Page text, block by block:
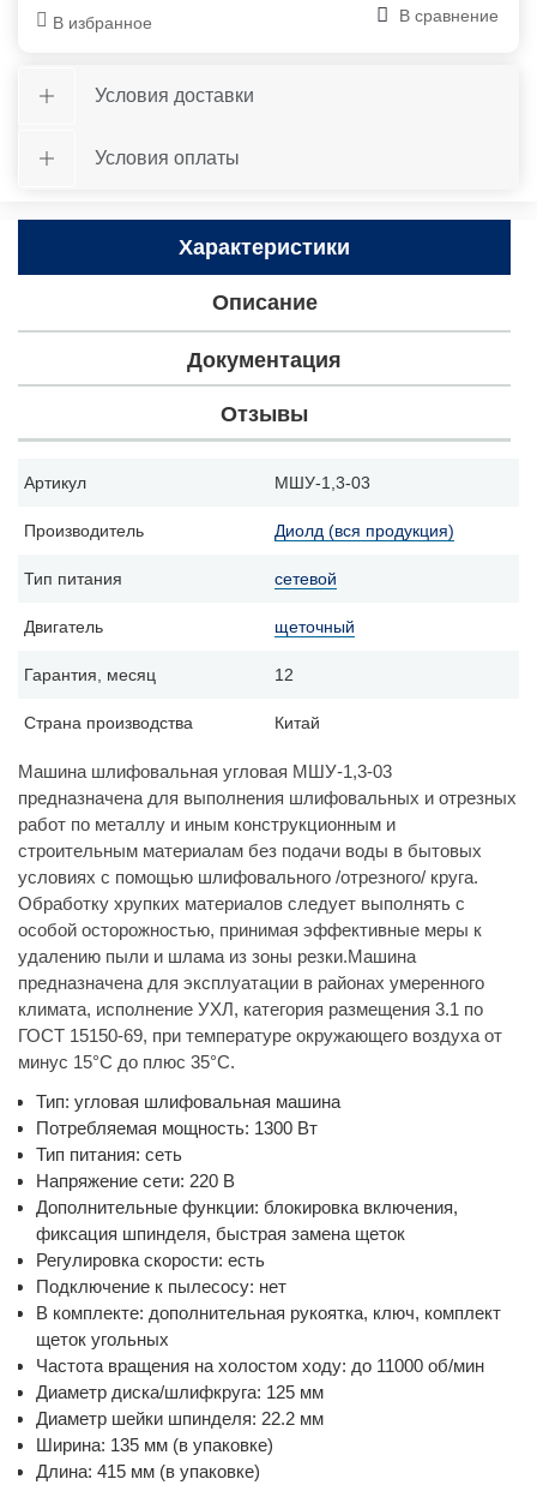
В избранное В сравнение
Условия доставки
Условия оплаты
Характеристики
Описание
Документация
Отзывы
Артикул МШУ-1,3-03
Производитель Диолд (вся продукция)
Тип питания сетевой
Двигатель щеточный
Гарантия, месяц 12
Страна производства Китай
Машина шлифовальная угловая МШУ-1,3-03
предназначена для выполнения шлифовальных и отрезных
работ по металлу и иным конструкционным и
строительным материалам без подачи воды в бытовых
условиях с помощью шлифовального /отрезного/ круга.
Обработку хрупких материалов следует выполнять с
особой осторожностью, принимая эффективные меры к
удалению пыли и шлама из зоны резки.Машина
предназначена для эксплуатации в районах умеренного
климата, исполнение УХЛ, категория размещения 3.1 по
ГОСТ 15150-69, при температуре окружающего воздуха от
минус 15°С до плюс 35°С.
Тип: угловая шлифовальная машина
Потребляемая мощность: 1300 Вт
Тип питания: сеть
Напряжение сети: 220 В
Дополнительные функции: блокировка включения,
фиксация шпинделя, быстрая замена щеток
Регулировка скорости: есть
Подключение к пылесосу: нет
В комплекте: дополнительная рукоятка, ключ, комплект
щеток угольных
Частота вращения на холостом ходу: до 11000 об/мин
Диаметр диска/шлифкруга: 125 мм
Диаметр шейки шпинделя: 22.2 мм
Ширина: 135 мм (в упаковке)
Длина: 415 мм (в упаковке)